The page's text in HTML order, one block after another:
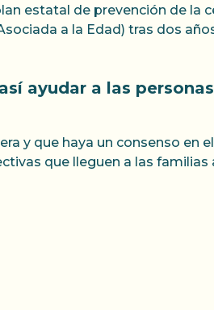
estatal de prevención de la
a la Edad) tras dos
ayudar a las
y que haya un consenso en el
que lleguen a las familias